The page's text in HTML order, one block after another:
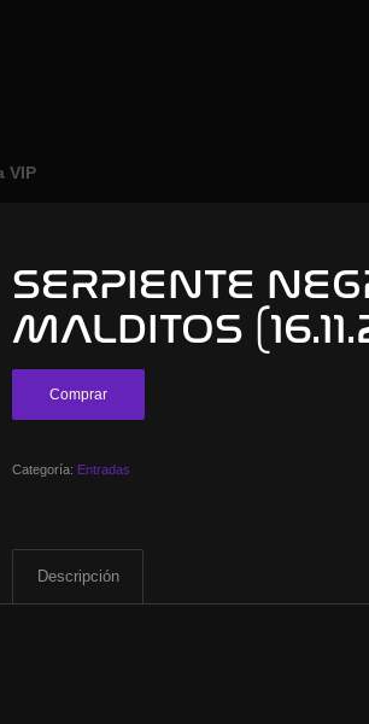
VIP
SERPIENTE
MALDITOS
Comprar
Categoría: Entradas
Descripción